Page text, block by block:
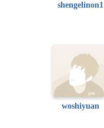
shengelinon1
woshiyuan